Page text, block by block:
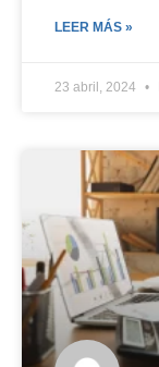
LEER MÁS »
23 abril, 2024